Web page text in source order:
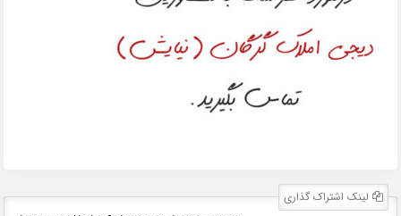
لینک اشتراک گذاری